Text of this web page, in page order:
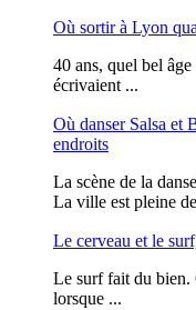
Où sortir à Lyon
40 ans, quel bel
écrivaient ...
Où danser Salsa et
endroits
La scène de la
La ville est pleine
Le cerveau et le
Le surf fait du bien.
lorsque ...